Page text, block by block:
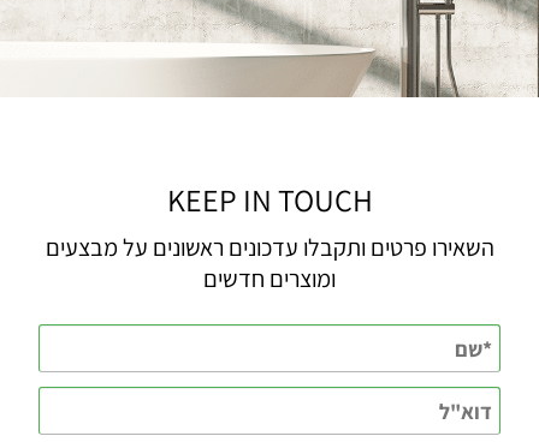
KEEP IN TOUCH
השאירו פרטים ותקבלו עדכונים ראשונים על מבצעים
ומוצרים חדשים